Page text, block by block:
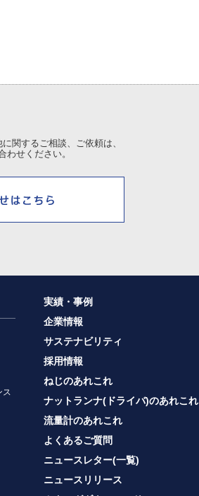
関するご相談、ご依頼は、
わせください。
ス
実績・事例
企業情報
サステナビリティ
採用情報
ねじのあれこれ
ナットランナ(ドライバ)のあれこれ
流量計のあれこれ
よくあるご質問
ニュースレター(一覧)
ニュースリリース